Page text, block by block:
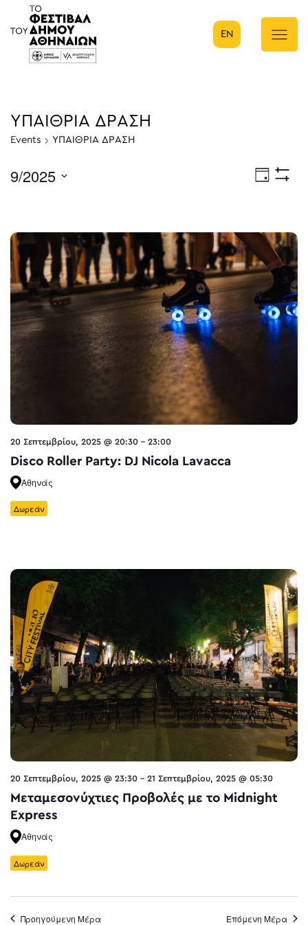
Κύρια πλοήγηση
EN
ΥΠΑΙΘΡΙΑ ΔΡΑΣΗ
Events ΥΠΑΙΘΡΙΑ ΔΡΑΣΗ
Ημέρα
9/2025
20 Σεπτεμβρίου, 2025 @ 20:30 - 23:00
Disco Roller Party: DJ Nicola Lavacca
Αθηνάς
Δωρεάν
20 Σεπτεμβρίου, 2025 @ 23:30 - 21 Σεπτεμβρίου, 2025 @ 05:30
Μεταμεσονύχτιες Προβολές με το Midnight
Express
Αθηνάς
Δωρεάν
Προηγούμενη Μέρα Επόμενη Μέρα